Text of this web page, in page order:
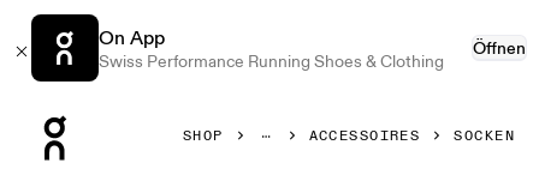
On App
Swiss Performance Running Shoes & Clothing
Öffnen
SHOP ACCESSOIRES SOCKEN